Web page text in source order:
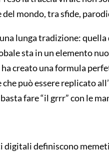
mondo, tra sfide,
lunga tradizione:
sta in un elemento
creato una formula
può essere replicato
fare “il grrr” con le
digitali definiscono